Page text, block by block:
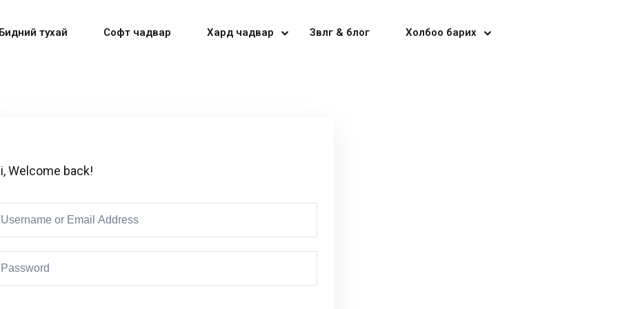
тухай Софт чадвар Хард чадвар Зөвлөгөө & блог Холбоо барих
Welcome back!
Don’t have an account?Sign up